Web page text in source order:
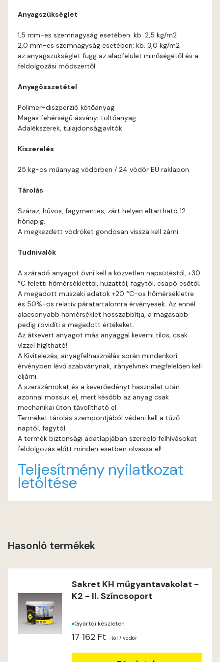
Cotto C
Date-brown C
Egyptian orange D
Fir D
Gecco-green E
Gold-yellow D
Gold-yellow E
Graphit D
Lime A
Magnolia C
Anyagszükséglet
1,5 mm-es szemnagyság esetében: kb. 2,5 kg/m2
2,0 mm-es szemnagyság esetében: kb. 3,0 kg/m2
az anyagszükséglet függ az alapfelület minőségétől és a
feldolgozási módszertől
Anyagösszetétel
Polimer-diszperzió kötőanyag
Magas fehérségű ásványi töltőanyag
Adalékszerek, tulajdonságjavítók
Kiszerelés
25 kg-os műanyag vödörben / 24 vödör EU raklapon
Tárolás
Száraz, hűvös, fagymentes, zárt helyen eltartható 12
hónapig.
A megkezdett vödröket gondosan vissza kell zárni
Tudnivalók
A száradó anyagot óvni kell a közvetlen napsütéstől, +30
°C feletti hőmérséklettől, huzattól, fagytól, csapó esőtől.
A megadott műszaki adatok +20 °C-os hőmérsékletre
és 50%-os relatív páratartalomra érvényesek. Az ennél
alacsonyabb hőmérséklet hosszabbítja, a magasabb
pedig rövidíti a megadott értékeket.
Az átkevert anyagot más anyaggal keverni tilos, csak
vízzel hígítható!
A Kivitelezés, anyagfelhasználás során mindenkori
érvényben lévő szabványnak, irányelvnek megfelelően kell
eljárni.
A szerszámokat és a keverőedényt használat után
azonnal mossuk el, mert később az anyag csak
mechanikai úton távolítható el.
Terméket tárolás szempontjából védeni kell a tűző
naptól, fagytól.
A termék biztonsági adatlapjában szereplő felhívásokat
feldolgozás előtt minden esetben olvassa el!
Teljesítmény nyilatkozat
letöltése
Hasonló termékek
Sakret KH műgyantavakolat -
K2 - II. Színcsoport
Gyártói készleten
17 162 Ft -tól / vödör